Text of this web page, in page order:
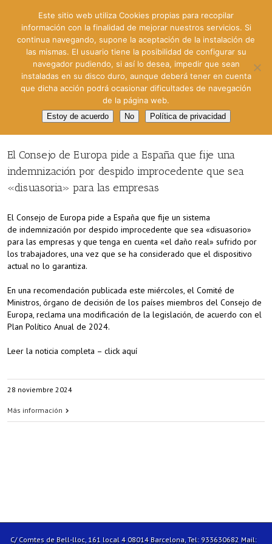
El Consejo de Europa pide a España que fije una
indemnización por despido improcedente que sea
«disuasoria» para las empresas
El Consejo de Europa pide a España que fije un sistema
de indemnización por despido improcedente que sea «disuasorio»
para las empresas y que tenga en cuenta «el daño real» sufrido por
los trabajadores, una vez que se ha considerado que el dispositivo
actual no lo garantiza.
En una recomendación publicada este miércoles, el Comité de
Ministros, órgano de decisión de los países miembros del Consejo de
Europa, reclama una modificación de la legislación, de acuerdo con el
Plan Político Anual de 2024.
Leer la noticia completa – click aquí
28 noviembre 2024
Más información
C/ Comtes de Bell-lloc, 161 local 4 08014 Barcelona, Tel: 933630682 Mail:
Este sitio web utiliza Cookies propias para recopilar
información con la finalidad de mejorar nuestros servicios. Si
continua navegando, supone la aceptación de la instalación de
las mismas. El usuario tiene la posibilidad de configurar su
navegador pudiendo, si así lo desea, impedir que sean
instaladas en su disco duro, aunque deberá tener en cuenta
que dicha acción podrá ocasionar dificultades de navegación
de la página web.
Estoy de acuerdo No Política de privacidad